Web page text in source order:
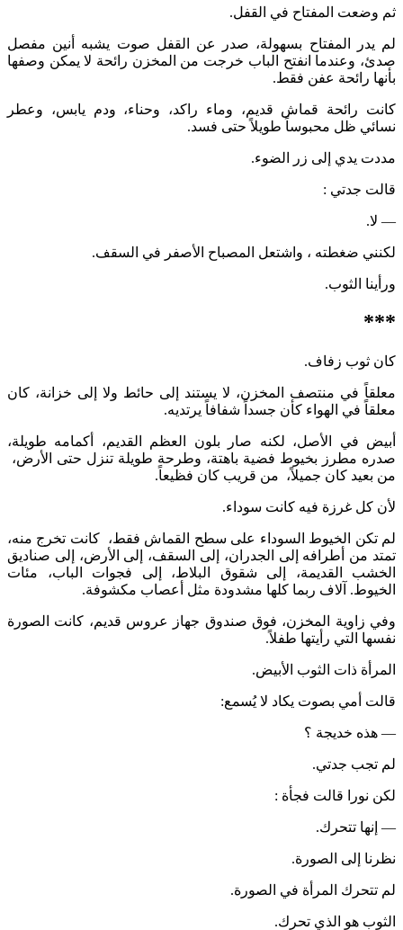
ثم وضعت المفتاح في القفل.
لم يدر المفتاح بسهولة، صدر عن القفل صوت يشبه أنين مفصل
صدئ، وعندما انفتح الباب خرجت من المخزن رائحة لا يمكن وصفها
بأنها رائحة عفن فقط.
كانت رائحة قماش قديم، وماء راكد، وحناء، ودم يابس، وعطر
نسائي ظل محبوساً طويلاً حتى فسد.
مددت يدي إلى زر الضوء.
قالت جدتي :
— لا.
لكنني ضغطته ، واشتعل المصباح الأصفر في السقف.
ورأينا الثوب.
***
كان ثوب زفاف.
معلقاً في منتصف المخزن، لا يستند إلى حائط ولا إلى خزانة، كان
معلقاً في الهواء كأن جسداً شفافاً يرتديه.
أبيض في الأصل، لكنه صار بلون العظم القديم، أكمامه طويلة،
صدره مطرز بخيوط فضية باهتة، وطرحة طويلة تنزل حتى الأرض،
من بعيد كان جميلاً، من قريب كان فظيعاً.
لأن كل غرزة فيه كانت سوداء.
لم تكن الخيوط السوداء على سطح القماش فقط، كانت تخرج منه،
تمتد من أطرافه إلى الجدران، إلى السقف، إلى الأرض، إلى صناديق
الخشب القديمة، إلى شقوق البلاط، إلى فجوات الباب، مئات
الخيوط. آلاف ربما كلها مشدودة مثل أعصاب مكشوفة.
وفي زاوية المخزن، فوق صندوق جهاز عروس قديم، كانت الصورة
نفسها التي رأيتها طفلاً.
المرأة ذات الثوب الأبيض.
قالت أمي بصوت يكاد لا يُسمع:
— هذه خديجة ؟
لم تجب جدتي.
لكن نورا قالت فجأة :
— إنها تتحرك.
نظرنا إلى الصورة.
لم تتحرك المرأة في الصورة.
الثوب هو الذي تحرك.